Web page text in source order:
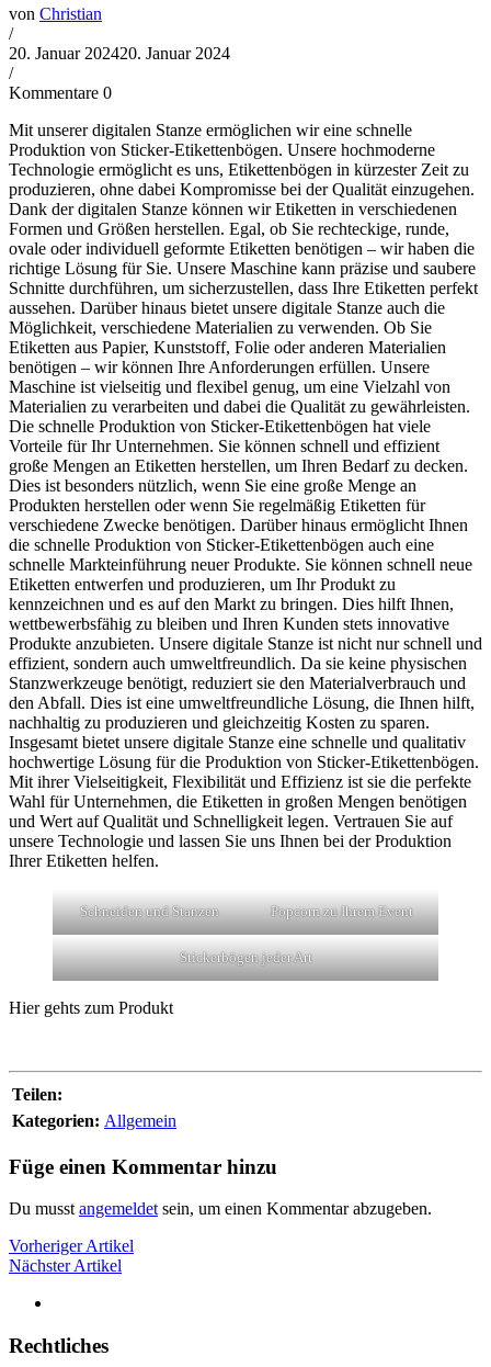
von Christian
/
20. Januar 202420. Januar 2024
/
Kommentare 0
Mit unserer digitalen Stanze ermöglichen wir eine schnelle
Produktion von Sticker-Etikettenbögen. Unsere hochmoderne
Technologie ermöglicht es uns, Etikettenbögen in kürzester Zeit zu
produzieren, ohne dabei Kompromisse bei der Qualität einzugehen.
Dank der digitalen Stanze können wir Etiketten in verschiedenen
Formen und Größen herstellen. Egal, ob Sie rechteckige, runde,
ovale oder individuell geformte Etiketten benötigen – wir haben die
richtige Lösung für Sie. Unsere Maschine kann präzise und saubere
Schnitte durchführen, um sicherzustellen, dass Ihre Etiketten perfekt
aussehen. Darüber hinaus bietet unsere digitale Stanze auch die
Möglichkeit, verschiedene Materialien zu verwenden. Ob Sie
Etiketten aus Papier, Kunststoff, Folie oder anderen Materialien
benötigen – wir können Ihre Anforderungen erfüllen. Unsere
Maschine ist vielseitig und flexibel genug, um eine Vielzahl von
Materialien zu verarbeiten und dabei die Qualität zu gewährleisten.
Die schnelle Produktion von Sticker-Etikettenbögen hat viele
Vorteile für Ihr Unternehmen. Sie können schnell und effizient
große Mengen an Etiketten herstellen, um Ihren Bedarf zu decken.
Dies ist besonders nützlich, wenn Sie eine große Menge an
Produkten herstellen oder wenn Sie regelmäßig Etiketten für
verschiedene Zwecke benötigen. Darüber hinaus ermöglicht Ihnen
die schnelle Produktion von Sticker-Etikettenbögen auch eine
schnelle Markteinführung neuer Produkte. Sie können schnell neue
Etiketten entwerfen und produzieren, um Ihr Produkt zu
kennzeichnen und es auf den Markt zu bringen. Dies hilft Ihnen,
wettbewerbsfähig zu bleiben und Ihren Kunden stets innovative
Produkte anzubieten. Unsere digitale Stanze ist nicht nur schnell und
effizient, sondern auch umweltfreundlich. Da sie keine physischen
Stanzwerkzeuge benötigt, reduziert sie den Materialverbrauch und
den Abfall. Dies ist eine umweltfreundliche Lösung, die Ihnen hilft,
nachhaltig zu produzieren und gleichzeitig Kosten zu sparen.
Insgesamt bietet unsere digitale Stanze eine schnelle und qualitativ
hochwertige Lösung für die Produktion von Sticker-Etikettenbögen.
Mit ihrer Vielseitigkeit, Flexibilität und Effizienz ist sie die perfekte
Wahl für Unternehmen, die Etiketten in großen Mengen benötigen
und Wert auf Qualität und Schnelligkeit legen. Vertrauen Sie auf
unsere Technologie und lassen Sie uns Ihnen bei der Produktion
Ihrer Etiketten helfen.
Schneiden und Stanzen Popcorn zu Ihrem Event
Stickerbögen jeder Art
Hier gehts zum Produkt
Teilen:
Kategorien: Allgemein
Füge einen Kommentar hinzu
Du musst angemeldet sein, um einen Kommentar abzugeben.
Vorheriger Artikel
Nächster Artikel
Rechtliches